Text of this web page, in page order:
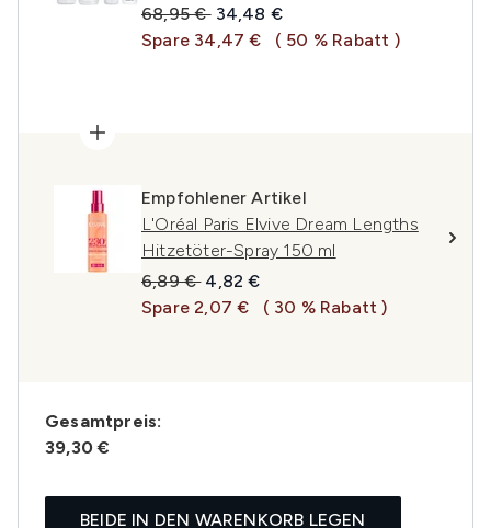
Unverbindliche Preisempfehlung:
68,95 € Aktueller Preis:
34,48 €
Spare 34,47 €
( 50 % Rabatt )
Empfohlener Artikel
L'Oréal Paris Elvive Dream Lengths
Hitzetöter-Spray 150 ml
Unverbindliche Preisempfehlung:
6,89 € Aktueller Preis:
4,82 €
Spare 2,07 €
( 30 % Rabatt )
Gesamtpreis:
39,30 €
BEIDE IN DEN WARENKORB LEGEN